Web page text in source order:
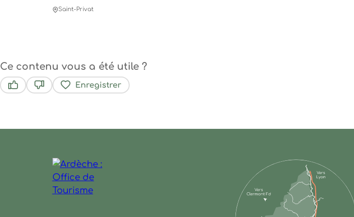
Saint-Privat
Ce contenu vous a été utile ?
Enregistrer